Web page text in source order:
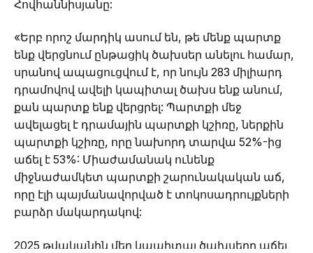
Հովհաննիսյանը:
«Երբ որոշ մարդիկ ասում են, թե մենք պարտք
ենք վերցնում ընթացիկ ծախսեր անելու համար,
սրանով ապացուցվում է, որ նույն 283 միլիարդ
դրամովով ավելի կապիտալ ծախս ենք անում,
քան պարտք ենք վերցրել: Պարտքի մեջ
ավելացել է դրամային պարտքի կշիռը, ներքին
պարտքի կշիռը, որը նախորդ տարվա 52%-ից
աճել է 53%: Միաժամանակ ունենք
միջնաժամկետ պարտքի շարունակական աճ,
որը էլի պայմանավորված է տոկոսադրույքների
բարձր մակարդակով:
2025 թվականին մեր կապիտալ ծախսերը աճել